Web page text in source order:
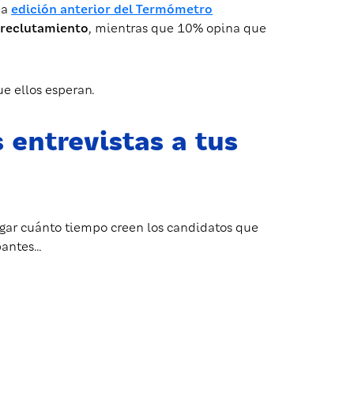
edición anterior del Termómetro
reclutamiento, mientras que 10% opina que
ellos esperan.
entrevistas a tus
cuánto tiempo creen los candidatos que